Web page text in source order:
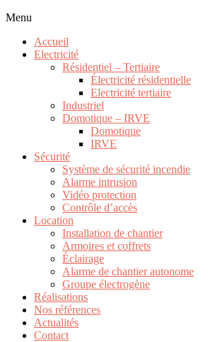
Menu
Accueil
Electricité
Résidentiel – Tertiaire
Électricité résidentielle
Electricité tertiaire
Industriel
Domotique – IRVE
Domotique
IRVE
Sécurité
Système de sécurité incendie
Alarme intrusion
Vidéo protection
Contrôle d’accès
Location
Installation de chantier
Armoires et coffrets
Éclairage
Alarme de chantier autonome
Groupe électrogène
Réalisations
Nos références
Actualités
Contact